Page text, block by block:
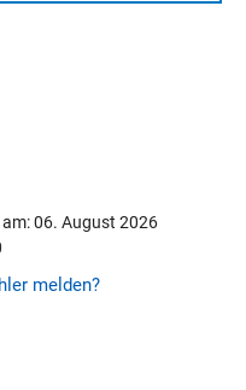
06. August 2026
melden?